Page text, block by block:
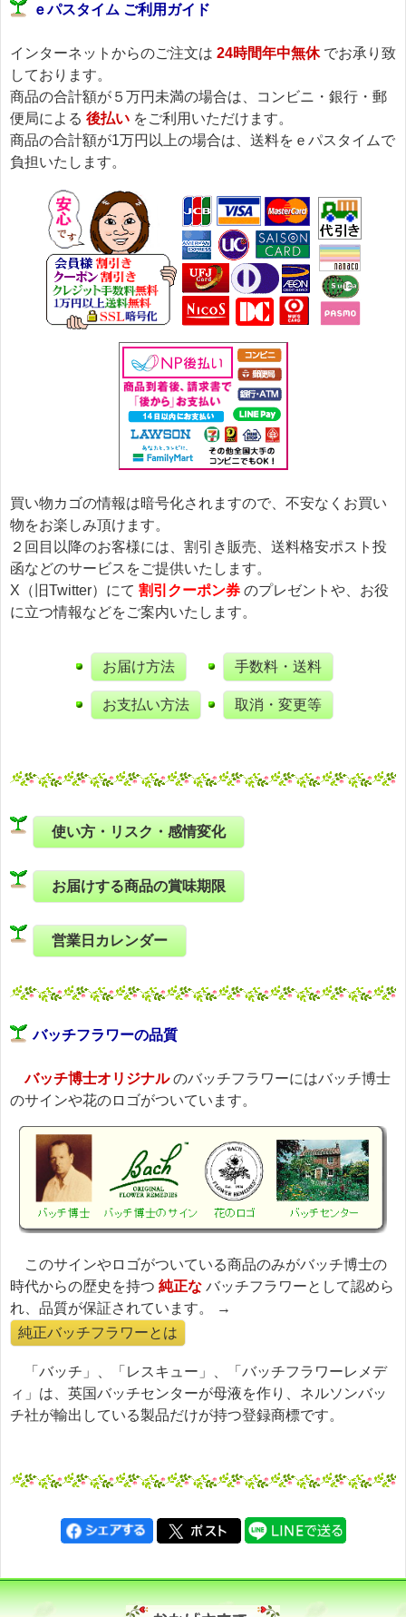
ｅパスタイム ご利用ガイド
インターネットからのご注文は 24時間年中無休でお承り致
しております。
商品の合計額が５万円未満の場合は、コンビニ・銀行・郵
便局による 後払い をご利用いただけます。
商品の合計額が1万円以上の場合は、送料をｅパスタイムで
負担いたします。
買い物カゴの情報は暗号化されますので、不安なくお買い
物をお楽しみ頂けます。
２回目以降のお客様には、割引き販売、送料格安ポスト投
函などのサービスをご提供いたします。
X（旧Twitter）にて 割引クーポン券 のプレゼントや、お役
に立つ情報などをご案内いたします。
お届け方法
お支払い方法
手数料・送料
取消・変更等
使い方・リスク・感情変化
お届けする商品の賞味期限
営業日カレンダー
バッチフラワーの品質
バッチ博士オリジナルのバッチフラワーにはバッチ博士
のサインや花のロゴがついています。
このサインやロゴがついている商品のみがバッチ博士の
時代からの歴史を持つ 純正な バッチフラワーとして認めら
れ、品質が保証されています。 →
純正バッチフラワーとは
「バッチ」、「レスキュー」、「バッチフラワーレメデ
ィ」は、英国バッチセンターが母液を作り、ネルソンバッ
チ社が輸出している製品だけが持つ登録商標です。